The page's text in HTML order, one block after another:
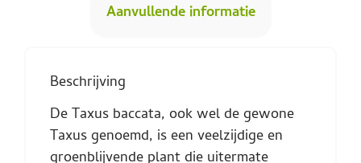
Aanvullende informatie
Beschrijving
De Taxus baccata, ook wel de gewone
Taxus genoemd, is een veelzijdige en